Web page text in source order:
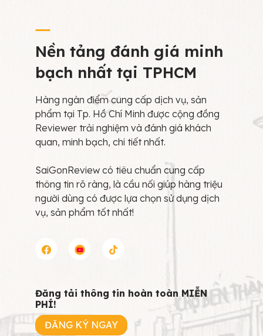
Nền tảng đánh giá minh
bạch nhất tại TPHCM
Hàng ngàn điểm cung cấp dịch vụ, sản
phẩm tại Tp. Hồ Chí Minh được cộng đồng
Reviewer trải nghiệm và đánh giá khách
quan, minh bạch, chi tiết nhất.
SaiGonReview có tiêu chuẩn cung cấp
thông tin rõ ràng, là cầu nối giúp hàng triệu
người dùng có được lựa chọn sử dụng dịch
vụ, sản phẩm tốt nhất!
Đăng tải thông tin hoàn toàn MIỄN
PHÍ!
ĐĂNG KÝ NGAY